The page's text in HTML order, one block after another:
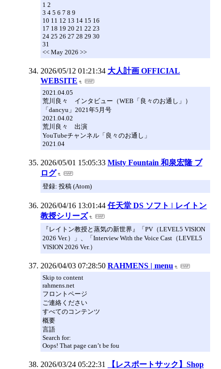
1 2
3 4 5 6 7 8 9
10 11 12 13 14 15 16
17 18 19 20 21 22 23
24 25 26 27 28 29 30
31
<< May 2026 >>
2026/05/12 01:21:34 大人計画 OFFICIAL
WEBSITE
2021.04.05
荒川良々 インタビュー（WEB「良々のお通し」）
「dancyu」2021年5月号
2021.04.02
荒川良々 出演
YouTubeチャンネル「良々のお通し」
2021.04
2026/05/01 15:05:33 Misty Fountain 和泉宏隆 ブ
ログ
登録: 投稿 (Atom)
2026/04/16 13:01:44 任天堂 DS ソフト | レイトン
教授シリーズ
『レイトン教授と蒸気の新世界』「PV（LEVEL5 VISION
2026 Ver.）」、「Interview With the Voice Cast（LEVEL5
VISION 2026 Ver.）
2026/04/03 07:28:50 RAHMENS | menu
Skip to content
rahmens.net
フロントページ
ご連絡ください
すべてのコンテンツ
概要
言語
Search for:
Oops! That page can’t be fou
2026/03/24 05:22:31
【レスポートサック】Shop